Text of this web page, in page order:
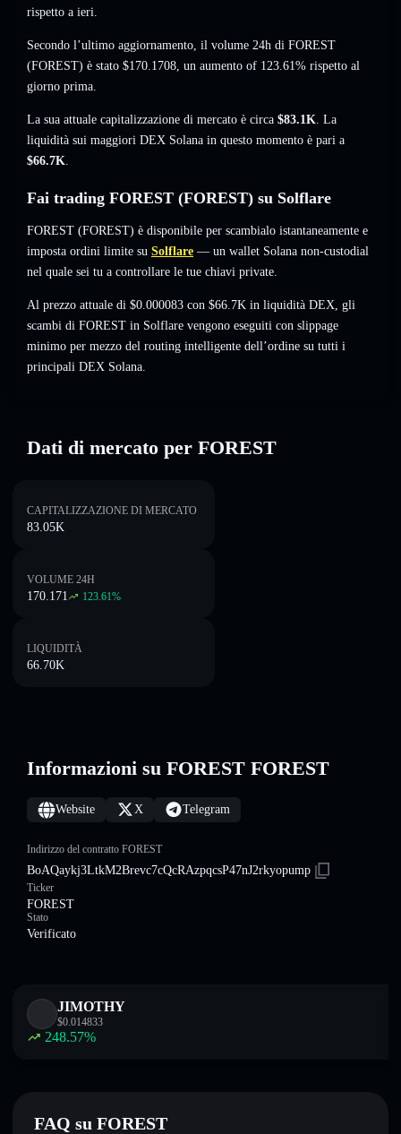
rispetto a ieri.
Secondo l’ultimo aggiornamento, il volume 24h di FOREST
(FOREST) è stato $170.1708, un aumento of 123.61% rispetto al
giorno prima.
La sua attuale capitalizzazione di mercato è circa $83.1K. La
liquidità sui maggiori DEX Solana in questo momento è pari a
$66.7K.
Fai trading FOREST (FOREST) su Solflare
FOREST (FOREST) è disponibile per scambialo istantaneamente e
imposta ordini limite su Solflare — un wallet Solana non-custodial
nel quale sei tu a controllare le tue chiavi private.
Al prezzo attuale di $0.000083 con $66.7K in liquidità DEX, gli
scambi di FOREST in Solflare vengono eseguiti con slippage
minimo per mezzo del routing intelligente dell’ordine su tutti i
principali DEX Solana.
Dati di mercato per FOREST
CAPITALIZZAZIONE DI MERCATO
83.05K
VOLUME 24H
170.171 123.61%
LIQUIDITÀ
66.70K
Informazioni su FOREST FOREST
Website X Telegram
Indirizzo del contratto FOREST
BoAQaykj3LtkM2Brevc7cQcRAzpqcsP47nJ2rkyopump
Ticker
FOREST
Stato
Verificato
JIMOTHY
$0.014833
248.57%
FAQ su FOREST